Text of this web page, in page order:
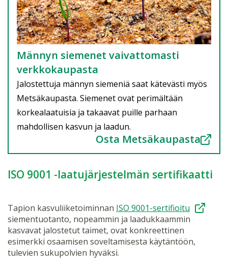
Männyn siemenet vaivattomasti
verkkokaupasta
Jalostettuja männyn siemeniä saat kätevästi myös
Metsäkaupasta. Siemenet ovat perimältään
korkealaatuisia ja takaavat puille parhaan
mahdollisen kasvun ja laadun.
Osta Metsäkaupasta
ISO 9001 -laatujärjestelmän sertifikaatti
Tapion kasvuliiketoiminnan ISO 9001-sertifioitu
siementuotanto, nopeammin ja laadukkaammin
kasvavat jalostetut taimet, ovat konkreettinen
esimerkki osaamisen soveltamisesta käytäntöön,
tulevien sukupolvien hyväksi.